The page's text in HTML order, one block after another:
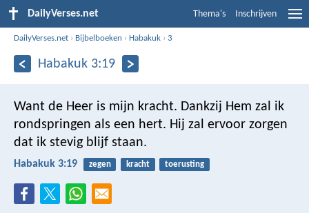
DailyVerses.net Thema's Inschrijven
DailyVerses.net › Bijbelboeken › Habakuk ›3
Habakuk 3:19
Want de Heer is mijn kracht. Dankzij Hem zal ik
rondspringen als een hert. Hij zal ervoor zorgen
dat ik stevig blijf staan.
Habakuk 3:19 zegen kracht toerusting